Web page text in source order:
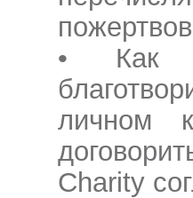
• Как
личном
Charity